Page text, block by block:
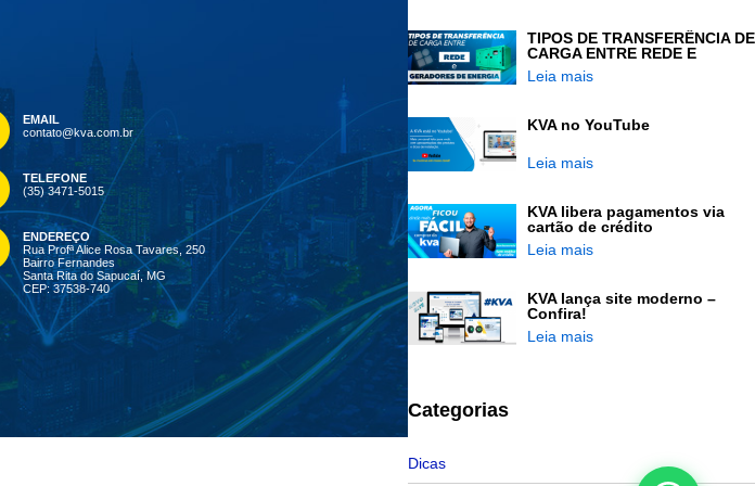
TIPOS DE TRANSFERÊNCIA DE
CARGA ENTRE REDE E
GERADORES DE ENERGIA
Leia mais
KVA no YouTube
Leia mais
KVA libera pagamentos via
cartão de crédito
Leia mais
KVA lança site moderno –
Confira!
Leia mais
Categorias
Dicas
EMAIL
contato@kva.com.br
TELEFONE
(35) 3471-5015
ENDEREÇO
Rua Profª Alice Rosa Tavares, 250
Bairro Fernandes
Santa Rita do Sapucaí, MG
CEP: 37538-740